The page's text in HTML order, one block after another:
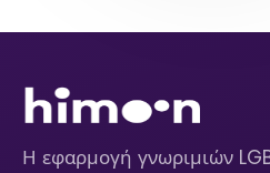
Η εφαρμογή γνωριμιών